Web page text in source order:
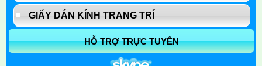
GIẤY DÁN KÍNH TRANG TRÍ
HỖ TRỢ TRỰC TUYẾN